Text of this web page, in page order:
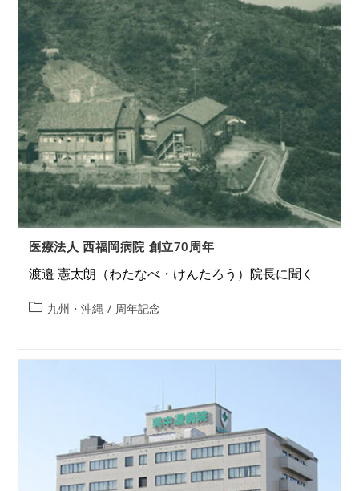
医療法人 西福岡病院 創立70周年
渡邉 憲太朗（わたなべ・けんたろう）院長に聞く
九州・沖縄 / 周年記念